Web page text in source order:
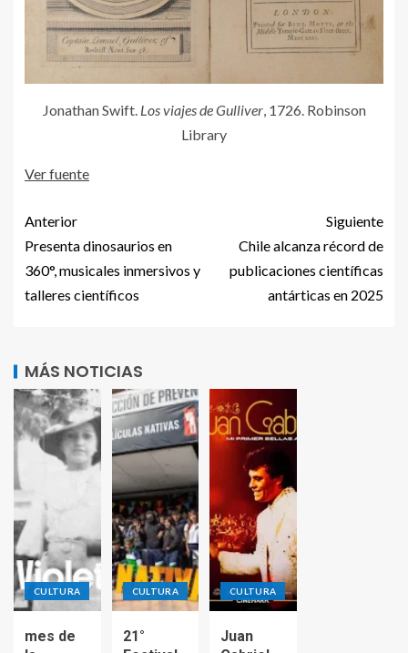
Jonathan Swift. Los viajes de Gulliver, 1726. Robinson
Library
Ver fuente
Anterior
Presenta dinosaurios en
360°, musicales inmersivos y
talleres científicos
Siguiente
Chile alcanza récord de
publicaciones científicas
antárticas en 2025
MÁS NOTICIAS
CULTURA
mes de
CULTURA
21°
CULTURA
Juan